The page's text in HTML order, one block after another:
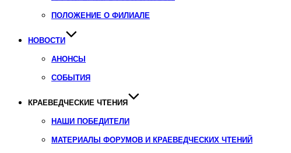
ПОЛОЖЕНИЕ О ФИЛИАЛЕ
НОВОСТИ
АНОНСЫ
СОБЫТИЯ
КРАЕВЕДЧЕСКИЕ ЧТЕНИЯ
НАШИ ПОБЕДИТЕЛИ
МАТЕРИАЛЫ ФОРУМОВ И КРАЕВЕДЧЕСКИХ ЧТЕНИЙ